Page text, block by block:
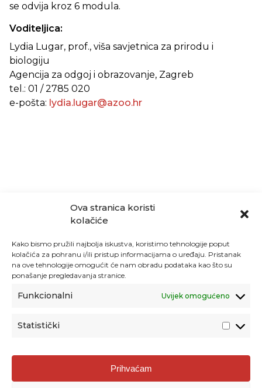
Ova stranica koristi
kolačiće
Kako bismo pružili najbolja iskustva, koristimo tehnologije poput
kolačića za pohranu i/ili pristup informacijama o uređaju. Pristanak
na ove tehnologije omogućit će nam obradu podataka kao što su
ponašanje pregledavanja stranice.
Funkcionalni Uvijek omogućeno
Statistički
Prihvaćam
se odvija kroz 6 modula.
Voditeljica:
Lydia Lugar, prof., viša savjetnica za prirodu i
biologiju
Agencija za odgoj i obrazovanje, Zagreb
tel.: 01 / 2785 020
e-pošta: lydia.lugar@azoo.hr
Agencija za odgoj i obrazovanje
Donje Svetice 38, 10000 Zagreb